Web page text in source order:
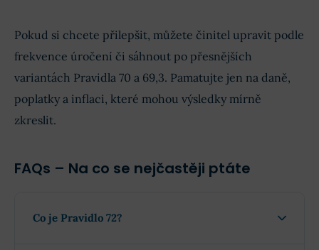
Pokud si chcete přilepšit, můžete činitel upravit podle
frekvence úročení či sáhnout po přesnějších
variantách Pravidla 70 a 69,3. Pamatujte jen na daně,
poplatky a inflaci, které mohou výsledky mírně
zkreslit.
FAQs – Na co se nejčastěji ptáte
Co je Pravidlo 72?